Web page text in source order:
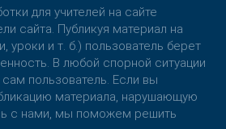
для учителей на сайте
сайта. Публикуя материал на
уроки и т. б.) пользователь берет
В любой спорной ситуации
пользователь. Если вы
материала, нарушающую
с нами, мы поможем решить